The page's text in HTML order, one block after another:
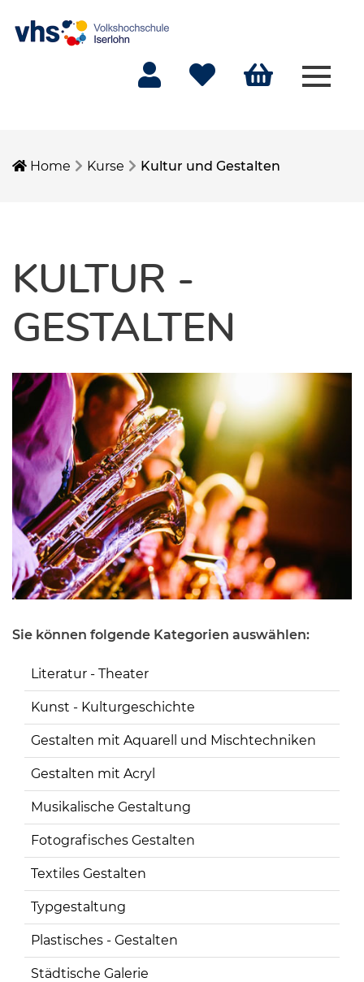
Home Kurse Kultur und Gestalten
KULTUR -
GESTALTEN
Sie können folgende Kategorien auswählen:
Literatur - Theater
Kunst - Kulturgeschichte
Gestalten mit Aquarell und Mischtechniken
Gestalten mit Acryl
Musikalische Gestaltung
Fotografisches Gestalten
Textiles Gestalten
Typgestaltung
Plastisches - Gestalten
Städtische Galerie